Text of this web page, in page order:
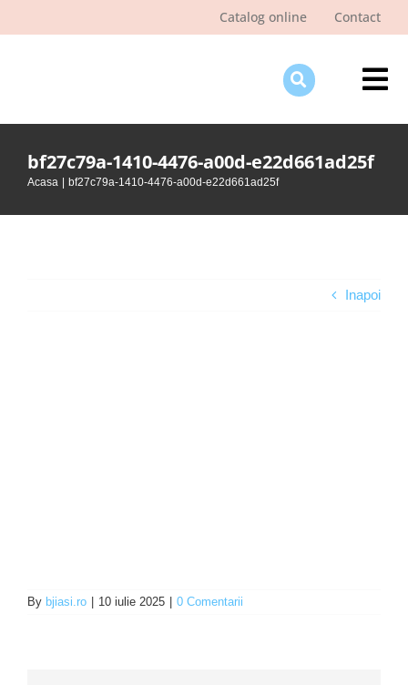
Catalog online Contact
bf27c79a-1410-4476-a00d-e22d661ad25f
Acasa bf27c79a-1410-4476-a00d-e22d661ad25f
Inapoi
By bjiasi.ro 10 iulie 2025 0 Comentarii